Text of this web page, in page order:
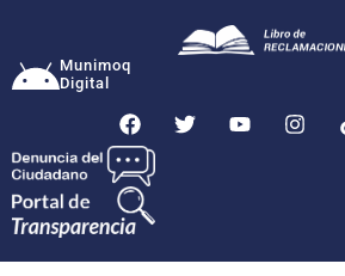
Munimoq
Digital